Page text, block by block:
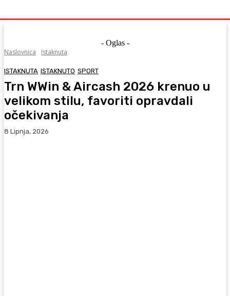
- Oglas -
Naslovnica
Istaknuta
ISTAKNUTA ISTAKNUTO SPORT
Trn WWin & Aircash 2026 krenuo u
velikom stilu, favoriti opravdali
očekivanja
8 Lipnja, 2026